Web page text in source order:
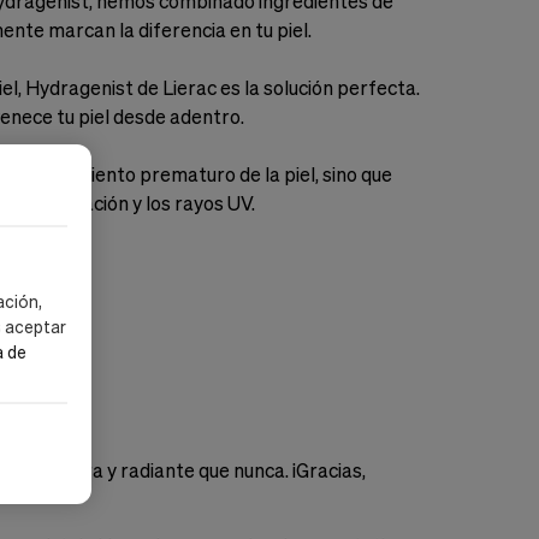
aceptar
de
marcan la diferencia en tu piel.
Hydragenist de Lierac es la solución perfecta.
tu piel desde adentro.
prematuro de la piel, sino que
y los rayos UV.
segura y radiante que nunca. ¡Gracias,